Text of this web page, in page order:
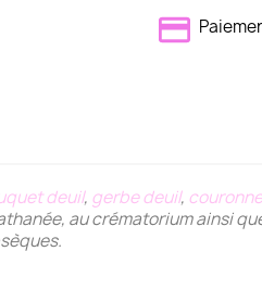
deuil, gerbe deuil,
au crématorium ainsi